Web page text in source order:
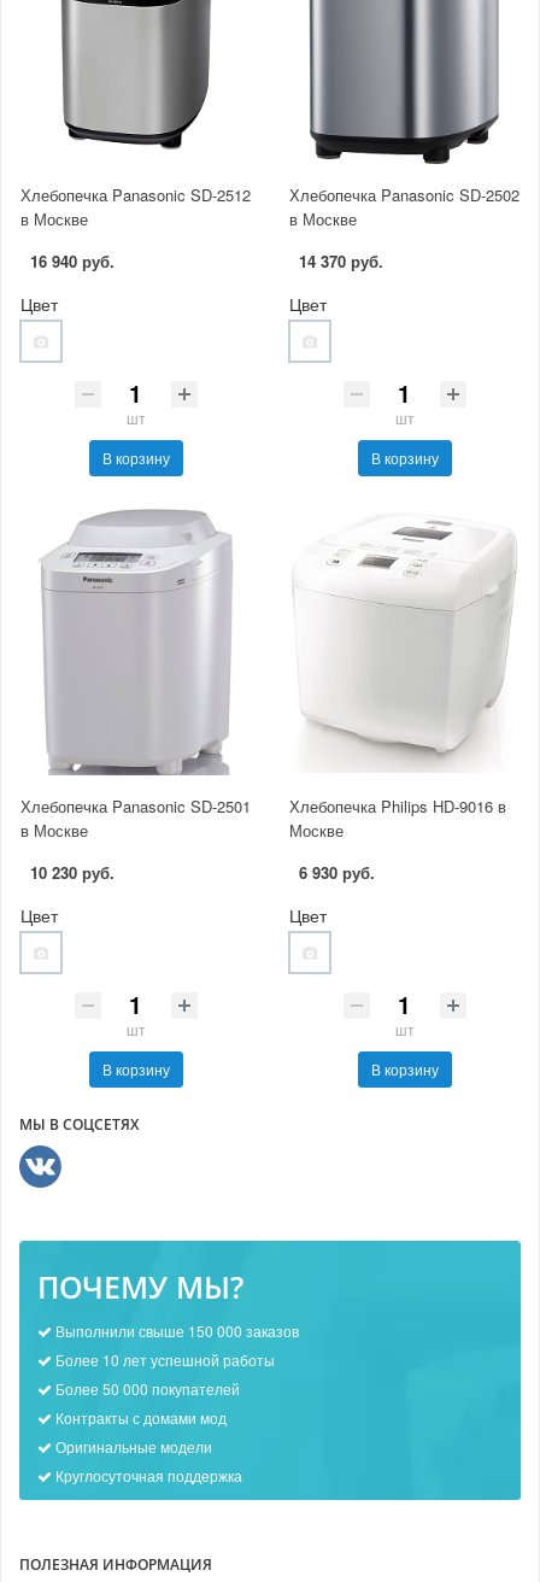
Хлебопечка Panasonic SD-2512
в Москве
16 940 руб.
Цвет
шт
В корзину
Хлебопечка Panasonic SD-2502
в Москве
14 370 руб.
Цвет
шт
В корзину
Хлебопечка Panasonic SD-2501
в Москве
10 230 руб.
Цвет
шт
В корзину
Хлебопечка Philips HD-9016 в
Москве
6 930 руб.
Цвет
шт
В корзину
МЫ В СОЦСЕТЯХ
ПОЧЕМУ МЫ?
Выполнили свыше 150 000 заказов
Более 10 лет успешной работы
Более 50 000 покупателей
Контракты с домами мод
Оригинальные модели
Круглосуточная поддержка
ПОЛЕЗНАЯ ИНФОРМАЦИЯ